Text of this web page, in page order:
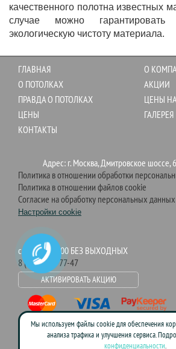
качественного полотна известных
случае можно гарантировать
экологическую чистоту материала.
ГЛАВНАЯ
О
О ПОТОЛКАХ
АКЦИИ
ПРАВДА О ПОТОЛКАХ
ЦЕНЫ
ЦЕНЫ
ГАЛЕРЕЯ
КОНТАКТЫ
Адрес: г. Москва, Дмитровское шоссе,
Политика в отношении обработки
Политика в отношении файлов cookie
Согласие на обработку персональных данных
Настройки cookie
c 9:00 до 21:00 БЕЗ ВЫХОДНЫХ
8 (495) 755-77-47
АКТИВИРОВАТЬ АКЦИЮ
Мы используем файлы cookie для обеспечения
анализа трафика и улучшения сервиса.
конфиденциальности.